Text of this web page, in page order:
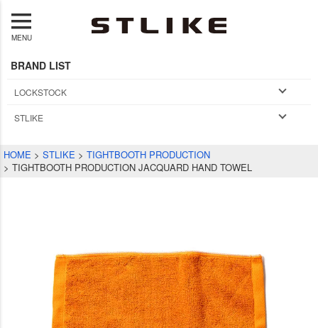
MENU
BRAND LIST
LOCKSTOCK
STLIKE
HOME STLIKE
TIGHTBOOTH PRODUCTION
TIGHTBOOTH PRODUCTION JACQUARD HAND TOWEL